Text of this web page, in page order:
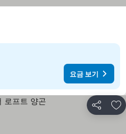
요금 보기
공유 즐